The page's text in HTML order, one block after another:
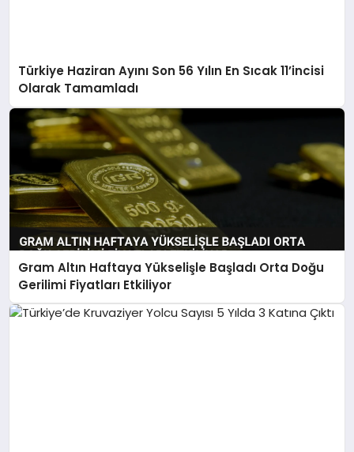
Türkiye Haziran Ayını Son 56 Yılın En Sıcak 11’incisi
Olarak Tamamladı
Gram Altın Haftaya Yükselişle Başladı Orta Doğu
Gerilimi Fiyatları Etkiliyor